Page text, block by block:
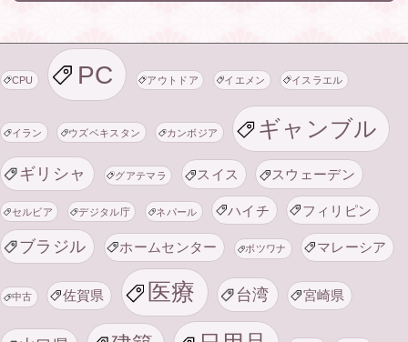
CPU PC アウトドア イエメン イスラエル
イラン ウズベキスタン カンボジア ギャンブル
ギリシャ グアテマラ スイス スウェーデン
セルビア デジタル庁 ネパール ハイチ フィリピン
ブラジル ホームセンター ボツワナ マレーシア
中古 佐賀県 医療 台湾 宮崎県